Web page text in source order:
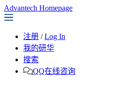
Advantech Homepage
注册 / Log In
我的研华
搜索
QQ在线咨询